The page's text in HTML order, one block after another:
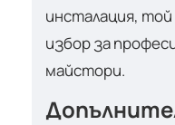
инсталация,
избор за
майстори.